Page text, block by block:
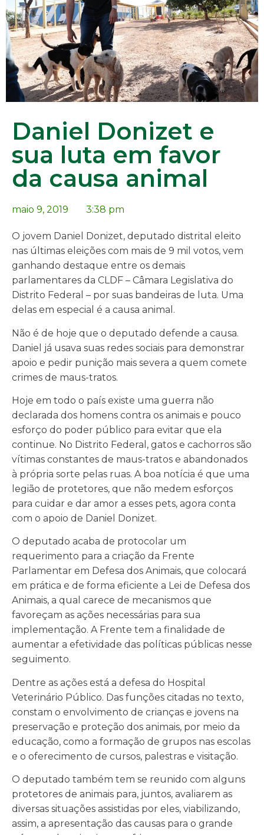
Daniel Donizet e
sua luta em favor
da causa animal
maio 9, 2019 3:38 pm
O jovem Daniel Donizet, deputado distrital eleito
nas últimas eleições com mais de 9 mil votos, vem
ganhando destaque entre os demais
parlamentares da CLDF – Câmara Legislativa do
Distrito Federal – por suas bandeiras de luta. Uma
delas em especial é a causa animal.
Não é de hoje que o deputado defende a causa.
Daniel já usava suas redes sociais para demonstrar
apoio e pedir punição mais severa a quem comete
crimes de maus-tratos.
Hoje em todo o país existe uma guerra não
declarada dos homens contra os animais e pouco
esforço do poder público para evitar que ela
continue. No Distrito Federal, gatos e cachorros são
vítimas constantes de maus-tratos e abandonados
à própria sorte pelas ruas. A boa notícia é que uma
legião de protetores, que não medem esforços
para cuidar e dar amor a esses pets, agora conta
com o apoio de Daniel Donizet.
O deputado acaba de protocolar um
requerimento para a criação da Frente
Parlamentar em Defesa dos Animais, que colocará
em prática e de forma eficiente a Lei de Defesa dos
Animais, a qual carece de mecanismos que
favoreçam as ações necessárias para sua
implementação. A Frente tem a finalidade de
aumentar a efetividade das políticas públicas nesse
seguimento.
Dentre as ações está a defesa do Hospital
Veterinário Público. Das funções citadas no texto,
constam o envolvimento de crianças e jovens na
preservação e proteção dos animais, por meio da
educação, como a formação de grupos nas escolas
e o oferecimento de cursos, palestras e visitação.
O deputado também tem se reunido com alguns
protetores de animais para, juntos, avaliarem as
diversas situações assistidas por eles, viabilizando,
assim, a apresentação das causas para o grande